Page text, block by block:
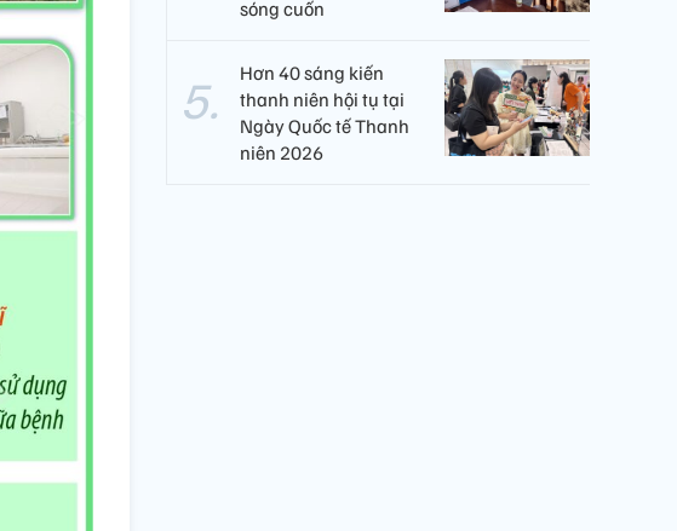
sóng cuốn
Hơn 40 sáng kiến
thanh niên hội tụ tại
Ngày Quốc tế Thanh
niên 2026